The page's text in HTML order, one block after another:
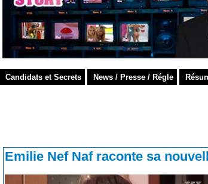
Candidats et Secrets News / Presse / Régle
Emilie Nef Naf raconte sa